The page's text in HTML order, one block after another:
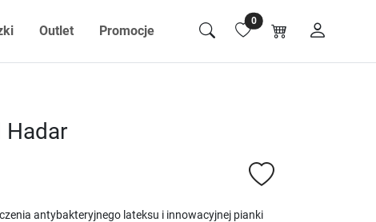
Outlet Promocje
0
Hadar
antybakteryjnego lateksu i innowacyjnej pianki